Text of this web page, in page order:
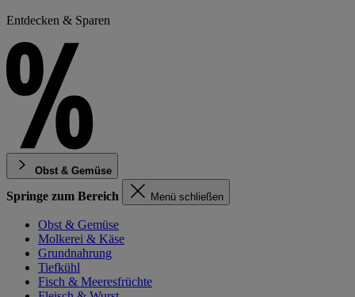
Entdecken & Sparen
Obst & Gemüse
Springe zum Bereich Menü schließen
Obst & Gemüse
Molkerei & Käse
Grundnahrung
Tiefkühl
Fisch & Meeresfrüchte